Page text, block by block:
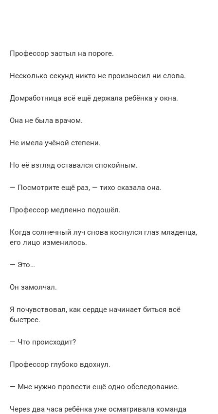
Профессор застыл на пороге.
Несколько секунд никто не произносил ни слова.
Домработница всё ещё держала ребёнка у окна.
Она не была врачом.
Не имела учёной степени.
Но её взгляд оставался спокойным.
— Посмотрите ещё раз, — тихо сказала она.
Профессор медленно подошёл.
Когда солнечный луч снова коснулся глаз младенца,
его лицо изменилось.
— Это…
Он замолчал.
Я почувствовал, как сердце начинает биться всё
быстрее.
— Что происходит?
Профессор глубоко вдохнул.
— Мне нужно провести ещё одно обследование.
Через два часа ребёнка уже осматривала команда